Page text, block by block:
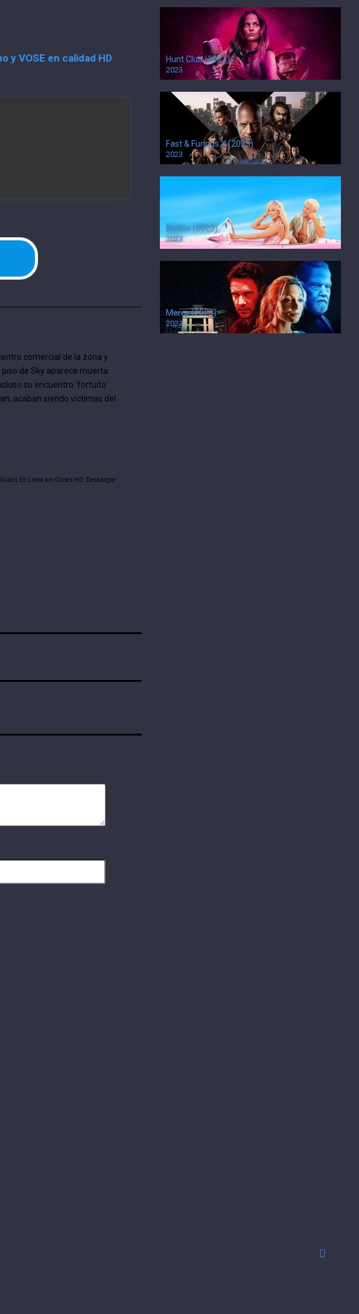
y VOSE en calidad HD
comercial de la zona y
de Sky aparece muerta.
su encuentro ‘fortuito’
acaban siendo víctimas del
En Linea sin Cortes HD. Descargar
Hunt Club (2023)
2023
Fast & Furious X (2023)
2023
Barbie (2023)
2023
Mercy (2023)
2023